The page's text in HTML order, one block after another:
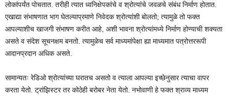
लोकांपर्यंत पोचतात. तरीही त्यात ध्वनिक्षेपकांचे व श्रोत्यांचे जवळचे संबंध निर्माण होतात.
एखाद्या संभाषणात भाग घेतल्याप्रमाणे निवेदक श्रोत्यांशी बोलतो; त्यामुळे तो फक्त
आपल्याशीच खाजगी संभाषण करीत आहे, अशी भावना श्रोत्यांमध्ये निर्माण होण्याची शक्यता
असते व संदेश सूचनक्षम बनतो. त्यामुळेच सर्व माध्यमांपेक्षा ह्या माध्यमात पत्रोत्तररूपी
आदानप्रदान अधिक असते.
सामान्यतः रेडिओ श्रोत्यांच्या घरातच असतो व त्याला आपल्या इच्छेनुसार त्याचा वापर
करता येतो. ट्रांझिस्टर तर कोठेही बरोबर नेता येतो. नभोवाणी हे फक्त श्राव्य माध्यम